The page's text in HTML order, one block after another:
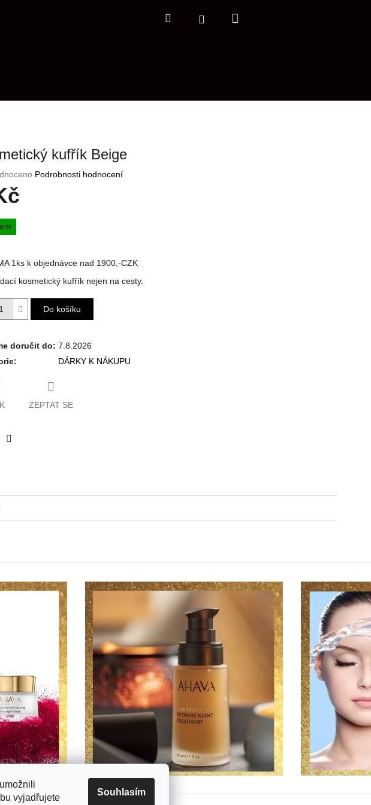
vyjadřujete
Souhlasím
Hledat Přihlášení
kufřík Beige
Podrobnosti hodnocení
1ks k objednávce nad 1900,-CZK
kosmetický kufřík nejen na cesty.
Do košíku
doručit do: 7.8.2026
: DÁRKY K NÁKUPU
ZEPTAT SE